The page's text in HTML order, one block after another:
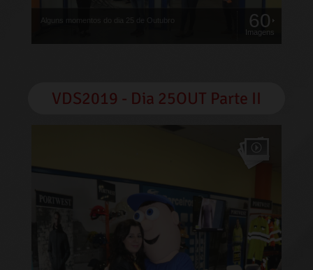
60
Imagens
VDS2019 - Dia 25OUT Parte II